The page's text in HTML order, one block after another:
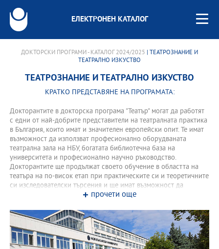
ЕЛЕКТРОНЕН КАТАЛОГ
ДОКТОРСКИ ПРОГРАМИ - КАТАЛОГ 2024/2025 | ТЕАТРОЗНАНИЕ И
ТЕАТРАЛНО ИЗКУСТВО
ТЕАТРОЗНАНИЕ И ТЕАТРАЛНО ИЗКУСТВО
КРАТКО ПРЕДСТАВЯНЕ НА ПРОГРАМАТА:
Докторантите в докторска програма "Театър" могат да работят
с едни от най-добрите представители на театралната практика
в България, които имат и значителен европейски опит. Те имат
възможност да използват професионално оборудваната
театрална зала на НБУ, богатата библиотечна база на
университета и професионално научно ръководство.
Докторантите ще продължат своето обучение в областта на
театъра на по-висок етап при практическите си и теоретичните
си изследователски търсения и ще имат възможност да
участват в организираните традиционни научни конференции
носят кредити и се отпечатват в съответните сборници
прочети още